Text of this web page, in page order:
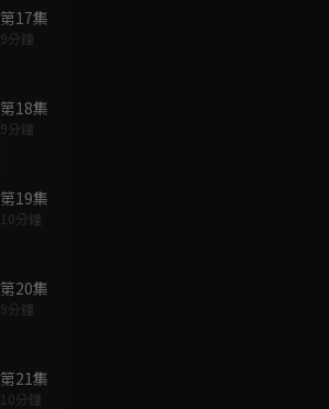
第17集
9分鐘
第18集
9分鐘
第19集
10分鐘
第20集
9分鐘
第21集
10分鐘